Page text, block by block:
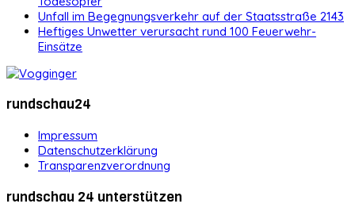
Unfall im Begegnungsverkehr auf der Staatsstraße 2143
Heftiges Unwetter verursacht rund 100 Feuerwehr-
Einsätze
rundschau24
Impressum
Datenschutzerklärung
Transparenzverordnung
rundschau 24 unterstützen